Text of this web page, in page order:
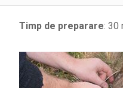
Timp de preparare: 30